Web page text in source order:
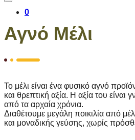
0
Αγνό Μέλι
Το μέλι είναι ένα φυσικό αγνό
και θρεπτική αξία. Η αξία του είναι
από τα αρχαία χρόνια.
Διαθέτουμε μεγάλη ποικιλία από
και μοναδικής γεύσης, χωρίς